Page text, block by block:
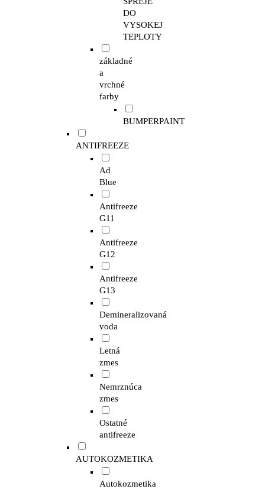
DO
VYSOKEJ
TEPLOTY
základné
a
vrchné
farby
BUMPERPAINT
ANTIFREEZE
Ad
Blue
Antifreeze
G11
Antifreeze
G12
Antifreeze
G13
Demineralizovaná
voda
Letná
zmes
Nemrznúca
zmes
Ostatné
antifreeze
AUTOKOZMETIKA
Autokozmetika